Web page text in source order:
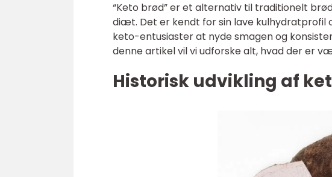
“Keto brød” er et alternativ til traditionelt
diæt. Det er kendt for sin lave kulhydratprofil
keto-entusiaster at nyde smagen og
denne artikel vil vi udforske alt, hvad der er
Historisk udvikling af